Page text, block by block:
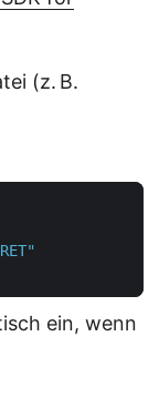
(z. B.
ein, wenn